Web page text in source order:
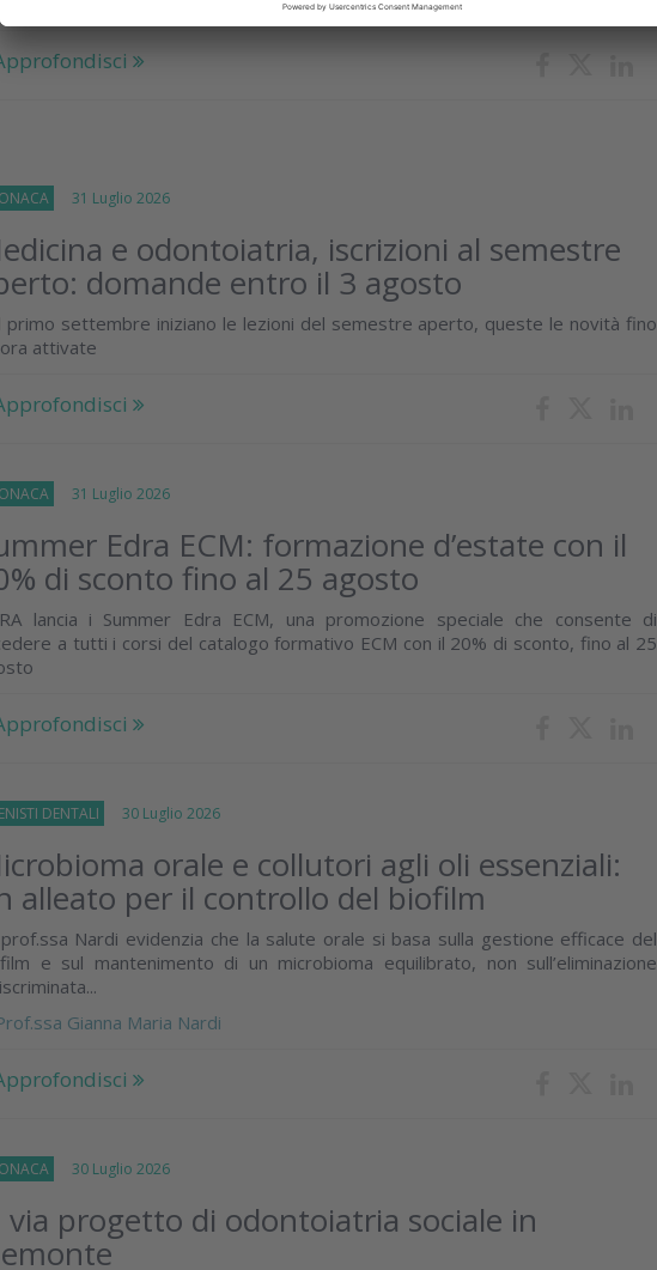
31 Luglio 2026
e odontoiatria, iscrizioni al semestre
domande entro il 3 agosto
primo settembre iniziano le lezioni del semestre aperto, queste le novità fino
attivate
31 Luglio 2026
Edra ECM: formazione d’estate con il
di sconto fino al 25 agosto
lancia i Summer Edra ECM, una promozione speciale che consente di
a tutti i corsi del catalogo formativo ECM con il 20% di sconto, fino al 25
DENTALI 30 Luglio 2026
orale e collutori agli oli essenziali:
alleato per il controllo del biofilm
Nardi evidenzia che la salute orale si basa sulla gestione efficace del
e sul mantenimento di un microbioma equilibrato, non sull’eliminazione
Gianna Maria Nardi
30 Luglio 2026
via progetto di odontoiatria sociale in